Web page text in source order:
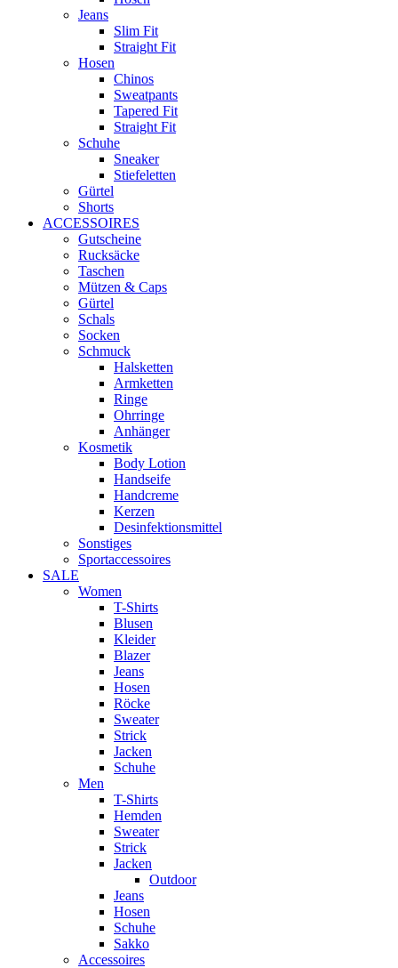
Jeans
Slim Fit
Straight Fit
Hosen
Chinos
Sweatpants
Tapered Fit
Straight Fit
Schuhe
Sneaker
Stiefeletten
Gürtel
Shorts
ACCESSOIRES
Gutscheine
Rucksäcke
Taschen
Mützen & Caps
Gürtel
Schals
Socken
Schmuck
Halsketten
Armketten
Ringe
Ohrringe
Anhänger
Kosmetik
Body Lotion
Handseife
Handcreme
Kerzen
Desinfektionsmittel
Sonstiges
Sportaccessoires
SALE
Women
T-Shirts
Blusen
Kleider
Blazer
Jeans
Hosen
Röcke
Sweater
Strick
Jacken
Schuhe
Men
T-Shirts
Hemden
Sweater
Strick
Jacken
Outdoor
Jeans
Hosen
Schuhe
Sakko
Accessoires